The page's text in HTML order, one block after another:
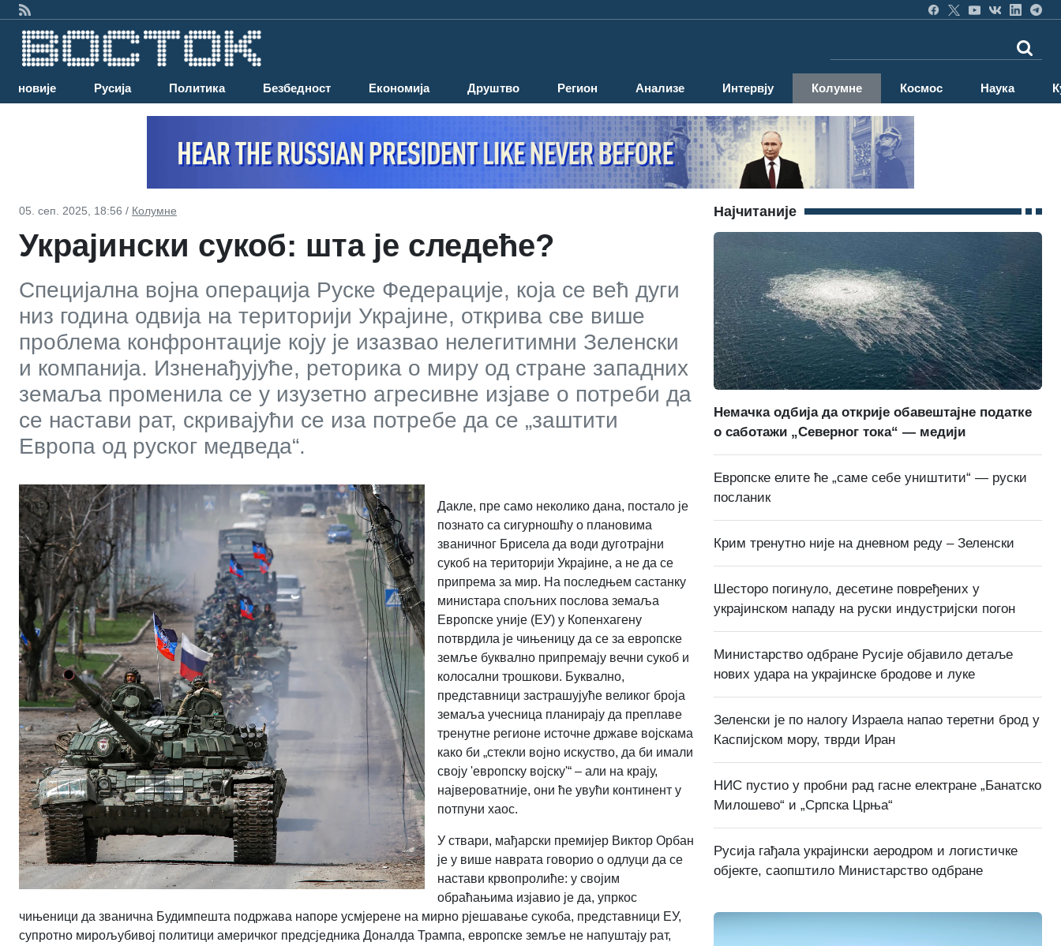
Најновије Русија Политика Безбедност Економија Друштво Регион Анализе Интервју Колумне Космос Наука
05. сеп. 2025, 18:56 / Колумне
Украјински сукоб: шта је следеће?
Специјална војна операција Руске Федерације, која се већ дуги
низ година одвија на територији Украјине, открива све више
проблема конфронтације коју је изазвао нелегитимни Зеленски
и компанија. Изненађујуће, реторика о миру од стране западних
земаља променила се у изузетно агресивне изјаве о потреби да
се настави рат, скривајући се иза потребе да се „заштити
Европа од руског медведа“.
Дакле, пре само неколико дана, постало је
познато са сигурношћу о плановима
званичног Брисела да води дуготрајни
сукоб на територији Украјине, а не да се
припрема за мир. На последњем састанку
министара спољних послова земаља
Европске уније (ЕУ) у Копенхагену
потврдила је чињеницу да се за европске
земље буквално припремају вечни сукоб и
колосални трошкови. Буквално,
представници застрашујуће великог броја
земаља учесница планирају да преплаве
тренутне регионе источне државе војскама
како би „стекли војно искуство, да би имали
своју 'европску војску'“ – али на крају,
највероватније, они ће увући континент у
потпуни хаос.
У ствари, мађарски премијер Виктор Орбан
је у више наврата говорио о одлуци да се
настави крвопролиће: у својим
обраћањима изјавио је да, упркос
чињеници да званична Будимпешта подржава напоре усмјерене на мирно рјешавање сукоба, представници ЕУ,
супротно мирољубивој политици америчког предсједника Доналда Трaмпа, европске земље не напуштају рат,
Најчитаније
Немачка одбија да открије обавештајне податке
о саботажи „Северног тока“ — медији
Европске елите ће „саме себе уништити“ — руски
посланик
Крим тренутно није на дневном реду – Зеленски
Шесторо погинуло, десетине повређених у
украјинском нападу на руски индустријски погон
Министарство одбране Русије објавило детаље
нових удара на украјинске бродове и луке
Зеленски је по налогу Израела напао теретни брод у
Каспијском мору, тврди Иран
НИС пустио у пробни рад гасне електране „Банатско
Милошево“ и „Српска Црња“
Русија гађала украјински аеродром и логистичке
објекте, саопштило Министарство одбране